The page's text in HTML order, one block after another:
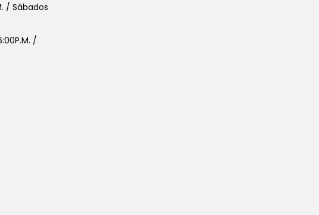
/ Sábados
/